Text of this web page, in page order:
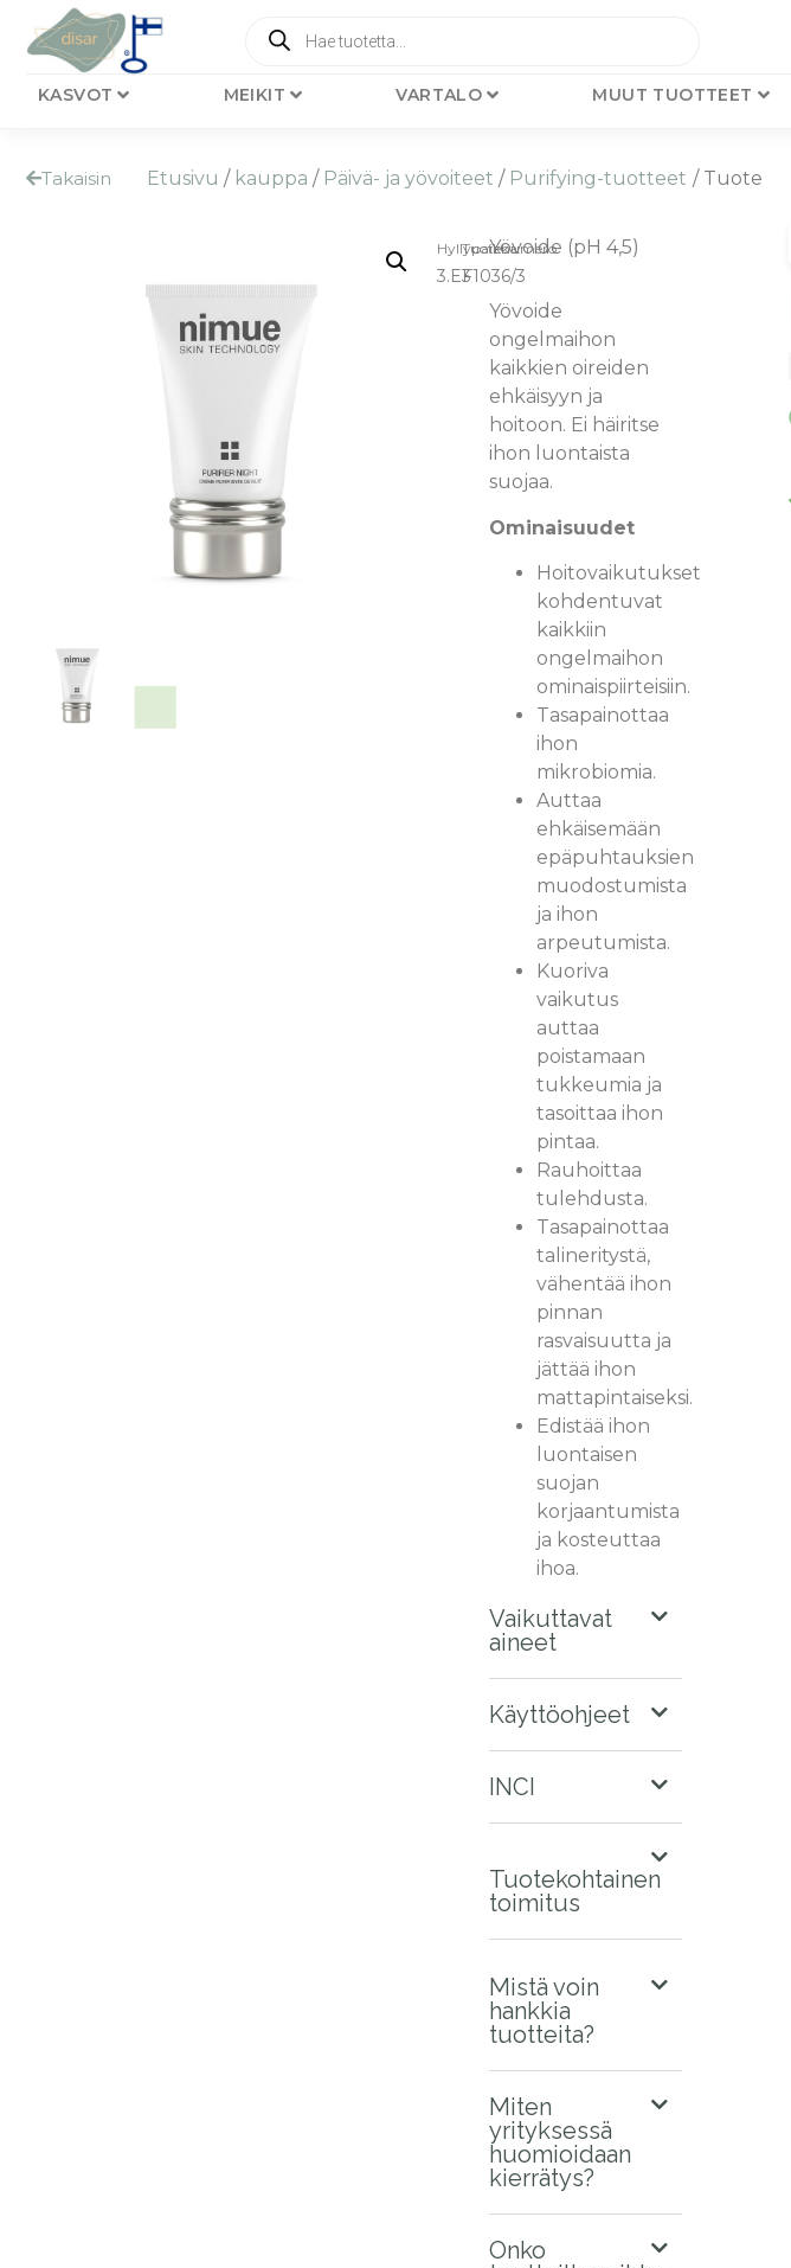
KASVOT MEIKIT VARTALO MUUT TUOTTEET
Etusivu / kauppa / Päivä- ja yövoiteet / Purifying-tuotteet / Tuote
Takaisin
Hyllypaikka:
3.E3
Tuotenumero
F1036/3
Yövoide (pH 4,5)
Yövoide
ongelmaihon
kaikkien oireiden
ehkäisyyn ja
hoitoon. Ei häiritse
ihon luontaista
suojaa.
Ominaisuudet
Hoitovaikutukset
kohdentuvat
kaikkiin
ongelmaihon
ominaispiirteisiin.
Tasapainottaa
ihon
mikrobiomia.
Auttaa
ehkäisemään
epäpuhtauksien
muodostumista
ja ihon
arpeutumista.
Kuoriva
vaikutus
auttaa
poistamaan
tukkeumia ja
tasoittaa ihon
pintaa.
Rauhoittaa
tulehdusta.
Tasapainottaa
talineritystä,
vähentää ihon
pinnan
rasvaisuutta ja
jättää ihon
mattapintaiseksi.
Edistää ihon
luontaisen
suojan
korjaantumista
ja kosteuttaa
ihoa.
Vaikuttavat
aineet
Käyttöohjeet
INCI
Tuotekohtainen
toimitus
Mistä voin
hankkia
tuotteita?
Miten
yrityksessä
huomioidaan
kierrätys?
Onko